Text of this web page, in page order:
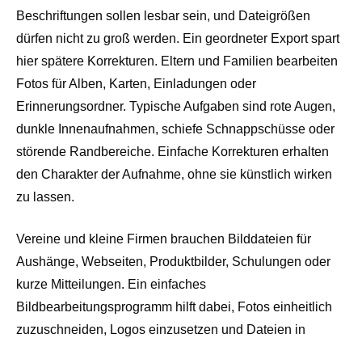
Beschriftungen sollen lesbar sein, und Dateigrößen
dürfen nicht zu groß werden. Ein geordneter Export spart
hier spätere Korrekturen. Eltern und Familien bearbeiten
Fotos für Alben, Karten, Einladungen oder
Erinnerungsordner. Typische Aufgaben sind rote Augen,
dunkle Innenaufnahmen, schiefe Schnappschüsse oder
störende Randbereiche. Einfache Korrekturen erhalten
den Charakter der Aufnahme, ohne sie künstlich wirken
zu lassen.
Vereine und kleine Firmen brauchen Bilddateien für
Aushänge, Webseiten, Produktbilder, Schulungen oder
kurze Mitteilungen. Ein einfaches
Bildbearbeitungsprogramm hilft dabei, Fotos einheitlich
zuzuschneiden, Logos einzusetzen und Dateien in